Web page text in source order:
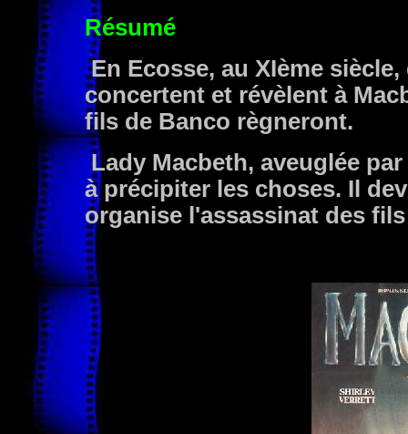
Résumé
En Ecosse, au XIème
concertent et révèlent à
fils de Banco règneront.
Lady Macbeth, aveuglée
à précipiter les choses. Il
organise l'assassinat des